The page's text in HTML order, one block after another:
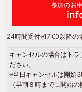
参加のお
24時間受付※17:00以降の
キャンセルの場合はトラ
ださい。
※当日キャンセルは開始3
（早朝８時までに開始